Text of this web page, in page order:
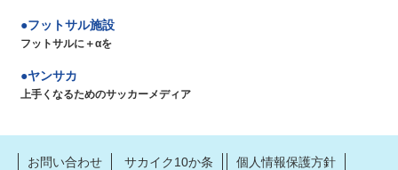
フットサル施設
フットサルに＋αを
ヤンサカ
上手くなるためのサッカーメディア
お問い合わせ サカイク10か条 個人情報保護方針